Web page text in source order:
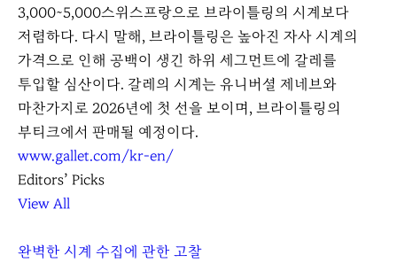
3,000~5,000스위스프랑으로 브라이틀링의 시계보다
저렴하다. 다시 말해, 브라이틀링은 높아진 자사 시계의
가격으로 인해 공백이 생긴 하위 세그먼트에 갈레를
투입할 심산이다. 갈레의 시계는 유니버셜 제네브와
마찬가지로 2026년에 첫 선을 보이며, 브라이틀링의
부티크에서 판매될 예정이다.
www.gallet.com/kr-en/
Editors’ Picks
View All
완벽한 시계 수집에 관한 고찰